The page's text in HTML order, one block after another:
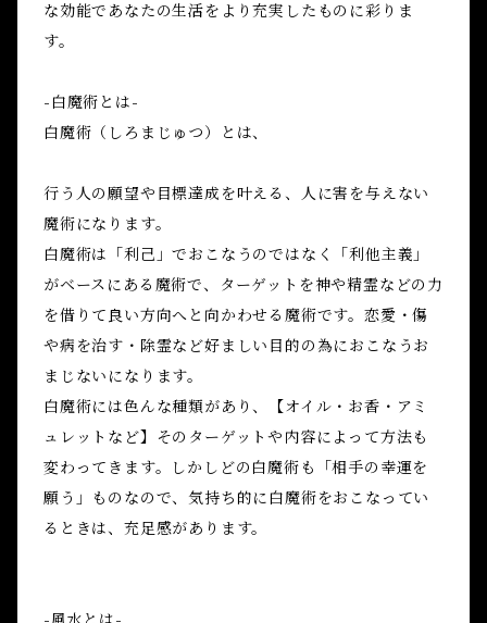
な効能であなたの生活をより充実したものに彩りま
す。
-白魔術とは-
白魔術（しろまじゅつ）とは、
行う人の願望や目標達成を叶える、人に害を与えない
魔術になります。
白魔術は「利己」でおこなうのではなく「利他主義」
がベースにある魔術で、ターゲットを神や精霊などの力
を借りて良い方向へと向かわせる魔術です。恋愛・傷
や病を治す・除霊など好ましい目的の為におこなうお
まじないになります。
白魔術には色んな種類があり、【オイル・お香・アミ
ュレットなど】そのターゲットや内容によって方法も
変わってきます。しかしどの白魔術も「相手の幸運を
願う」ものなので、気持ち的に白魔術をおこなってい
るときは、充足感があります。